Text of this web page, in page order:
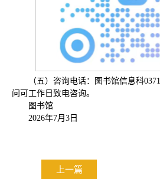
（五）咨询电话：图书馆信息科
问可工作日致电咨询。
图书馆
2026年7月3日
上一篇